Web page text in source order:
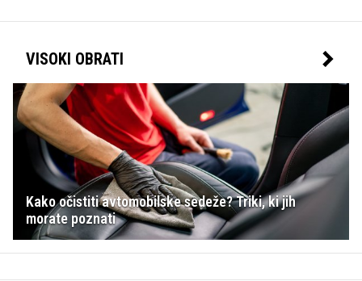
VISOKI OBRATI
Kako očistiti avtomobilske sedeže? Triki, ki jih
morate poznati